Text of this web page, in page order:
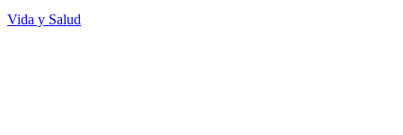
Vida y Salud